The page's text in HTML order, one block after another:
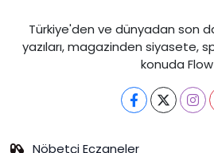
Türkiye'den ve dünyadan son
yazıları, magazinden siyasete,
konuda
Nöbetçi Eczaneler